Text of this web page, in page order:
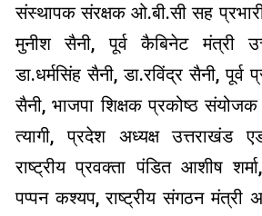
संस्थापक संरक्षक ओ.बी.सी सह
मुनीश सैनी, पूर्व कैबिनेट मंत्री
डा.धर्मसिंह सैनी, डा.रविंद्र सैनी, पूर्व
सैनी, भाजपा शिक्षक प्रकोष्ठ संयोजक
त्यागी, प्रदेश अध्यक्ष उत्तराखंड
राष्ट्रीय प्रवक्ता पंडित आशीष
पप्पन कश्यप, राष्ट्रीय संगठन मंत्री